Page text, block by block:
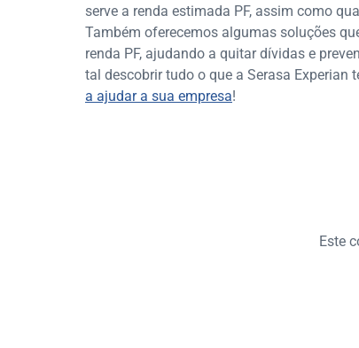
serve a renda estimada PF, assim como
Também oferecemos algumas soluções
renda PF, ajudando a quitar dívidas e
tal descobrir tudo o que a Serasa Experian
a ajudar a sua empresa!
Este